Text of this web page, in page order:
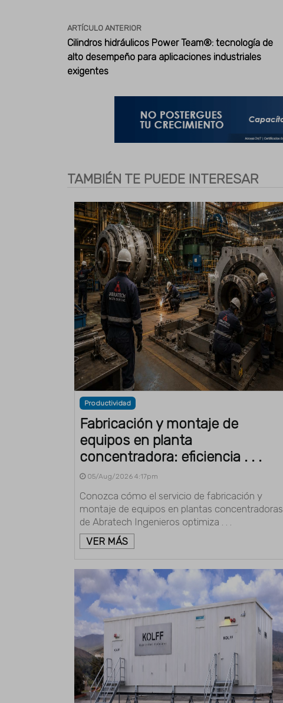
ARTÍCULO ANTERIOR
Cilindros hidráulicos Power Team®: tecnología de
alto desempeño para aplicaciones industriales
exigentes
TAMBIÉN TE PUEDE INTERESAR
Productividad
Fabricación y montaje de
equipos en planta
concentradora: eficiencia . . .
05/Aug/2026 4:17pm
Conozca cómo el servicio de fabricación y
montaje de equipos en plantas concentradoras
de Abratech Ingenieros optimiza . . .
VER MÁS